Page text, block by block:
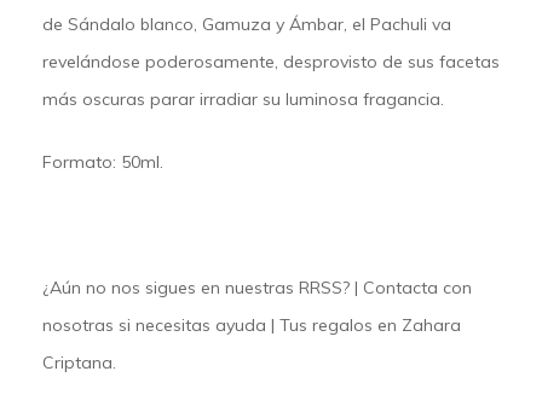
de Sándalo blanco, Gamuza y Ámbar, el Pachuli va
revelándose poderosamente, desprovisto de sus facetas
más oscuras parar irradiar su luminosa fragancia.
Formato: 50ml.
¿Aún no nos sigues en nuestras RRSS? | Contacta con
nosotras si necesitas ayuda | Tus regalos en Zahara
Criptana.